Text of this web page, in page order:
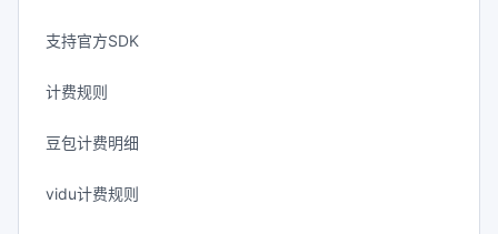
支持官方SDK
计费规则
豆包计费明细
vidu计费规则